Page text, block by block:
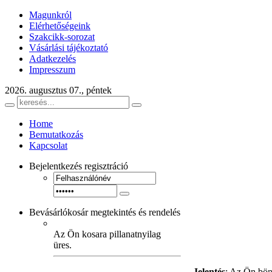
Magunkról
Elérhetőségeink
Szakcikk-sorozat
Vásárlási tájékoztató
Adatkezelés
Impresszum
2026. augusztus 07., péntek
Home
Bemutatkozás
Kapcsolat
Bejelentkezés regisztráció
Bevásárlókosár megtekintés és rendelés
Az Ön kosara pillanatnyilag
üres.